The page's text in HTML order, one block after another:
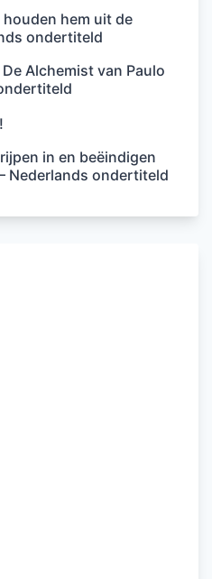
houden hem uit de
ondertiteld
Alchemist van Paulo
in en beëindigen
Nederlands ondertiteld